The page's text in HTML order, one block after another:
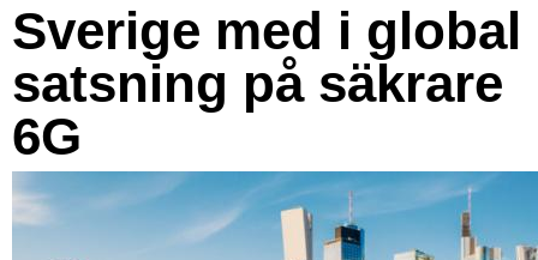
Sverige med i global
satsning på säkrare
6G